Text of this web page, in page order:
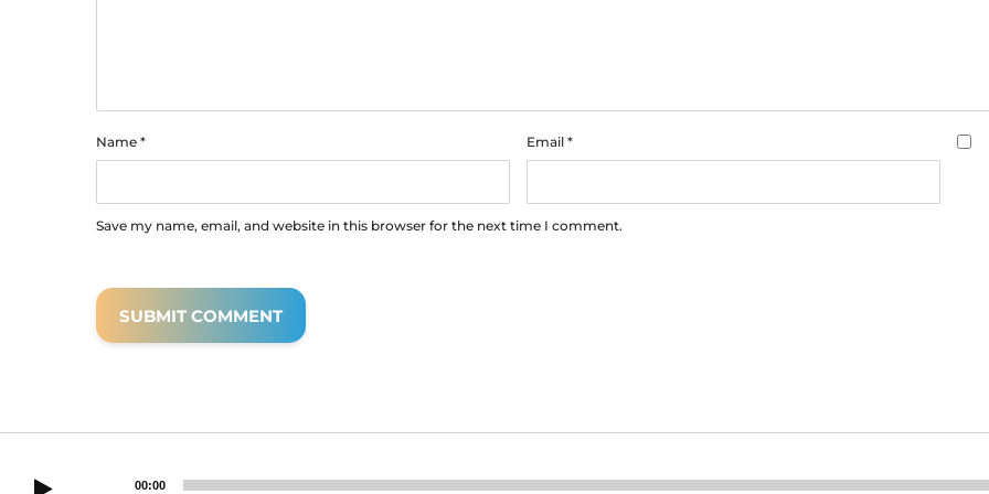
00:00
Name * Email *
Save my name, email, and website in this browser for the next time I comment.